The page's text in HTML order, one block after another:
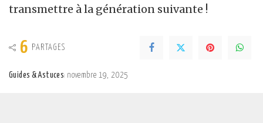
transmettre à la génération suivante !
6 PARTAGES
Guides & Astuces novembre 19, 2025